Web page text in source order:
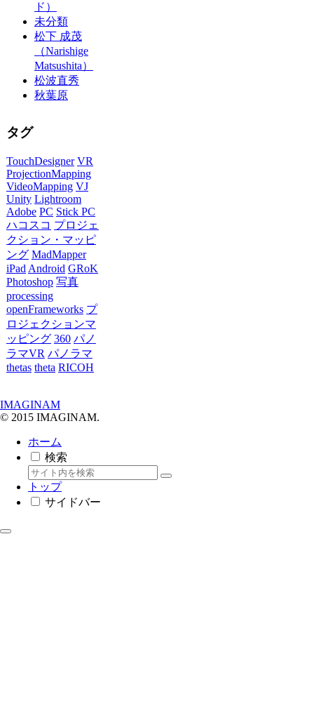
ド）
未分類
松下 成茂
（Narishige
Matsushita）
松波直秀
秋葉原
タグ
TouchDesigner VR
ProjectionMapping
VideoMapping VJ
Unity Lightroom
Adobe PC Stick PC
ハコスコ プロジェ
クション・マッピ
ング MadMapper
iPad Android GRoK
Photoshop 写真
processing
openFrameworks プ
ロジェクションマ
ッピング 360 パノ
ラマVR パノラマ
thetas theta RICOH
IMAGINAM
© 2015 IMAGINAM.
ホーム
検索
トップ
サイドバー